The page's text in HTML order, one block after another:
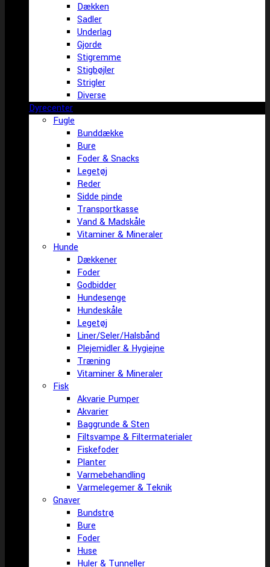
Dækken
Sadler
Underlag
Gjorde
Stigremme
Stigbøjler
Strigler
Diverse
Dyrecenter
Fugle
Bunddække
Bure
Foder & Snacks
Legetøj
Reder
Sidde pinde
Transportkasse
Vand & Madskåle
Vitaminer & Mineraler
Hunde
Dækkener
Foder
Godbidder
Hundesenge
Hundeskåle
Legetøj
Liner/Seler/Halsbånd
Plejemidler & Hygiejne
Træning
Vitaminer & Mineraler
Fisk
Akvarie Pumper
Akvarier
Baggrunde & Sten
Filtsvampe & Filtermaterialer
Fiskefoder
Planter
Varmebehandling
Varmelegemer & Teknik
Gnaver
Bundstrø
Bure
Foder
Huse
Huler & Tunneller